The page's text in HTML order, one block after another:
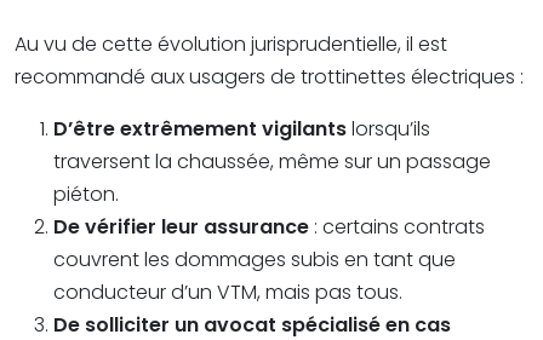
Au vu de cette évolution jurisprudentielle, il est
recommandé aux usagers de trottinettes électriques :
D’être extrêmement vigilantslorsqu’ils
traversent la chaussée, même sur un passage
piéton.
De vérifier leur assurance : certains contrats
couvrent les dommages subis en tant que
conducteur d’un VTM, mais pas tous.
De solliciter un avocat spécialisé en cas